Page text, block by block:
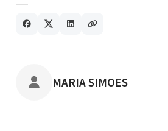
POSTADO POR
MARIA SIMOES